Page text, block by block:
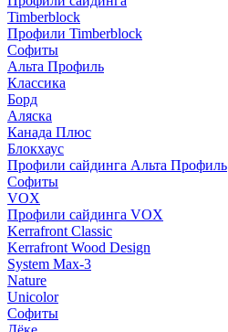
Timberblock
Профили Timberblock
Софиты
Альта Профиль
Классика
Борд
Аляска
Канада Плюс
Блокхаус
Профили сайдинга Альта Профиль
Софиты
VOX
Профили сайдинга VOX
Kerrafront Classic
Kerrafront Wood Design
System Max-3
Nature
Unicolor
Софиты